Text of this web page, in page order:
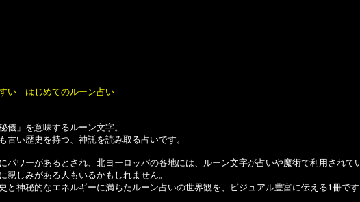
い はじめてのルーン占い
儀」を意味するルーン文字。
古い歴史を持つ、神託を読み取る占いです。
パワーがあるとされ、北ヨーロッパの各地には、ルーン文字が占いや魔術で利用され
親しみがある人もいるかもしれません。
と神秘的なエネルギーに満ちたルーン占いの世界観を、ビジュアル豊富に伝える1冊です